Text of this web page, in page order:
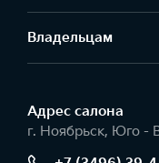
Владельцам
Адрес салонa
г. Ноябрьск, Юго -